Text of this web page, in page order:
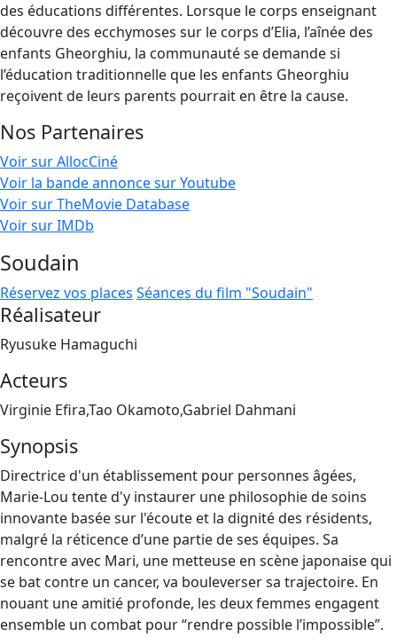
des éducations différentes. Lorsque le corps enseignant
découvre des ecchymoses sur le corps d’Elia, l’aînée des
enfants Gheorghiu, la communauté se demande si
l’éducation traditionnelle que les enfants Gheorghiu
reçoivent de leurs parents pourrait en être la cause.
Nos Partenaires
Voir sur AllocCiné
Voir la bande annonce sur Youtube
Voir sur TheMovie Database
Voir sur IMDb
Soudain
Réservez vos places Séances du film "Soudain"
Réalisateur
Ryusuke Hamaguchi
Acteurs
Virginie Efira,Tao Okamoto,Gabriel Dahmani
Synopsis
Directrice d'un établissement pour personnes âgées,
Marie-Lou tente d'y instaurer une philosophie de soins
innovante basée sur l'écoute et la dignité des résidents,
malgré la réticence d’une partie de ses équipes. Sa
rencontre avec Mari, une metteuse en scène japonaise qui
se bat contre un cancer, va bouleverser sa trajectoire. En
nouant une amitié profonde, les deux femmes engagent
ensemble un combat pour “rendre possible l’impossible”.